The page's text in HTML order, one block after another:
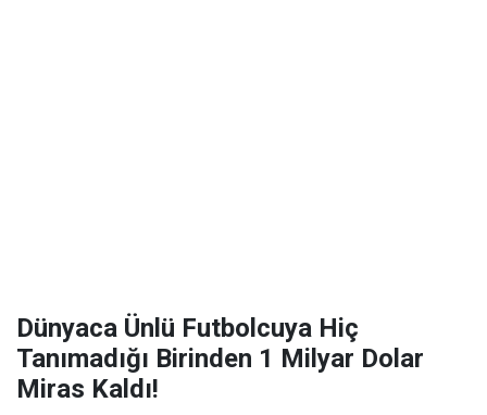
Dünyaca Ünlü Futbolcuya Hiç
Tanımadığı Birinden 1 Milyar Dolar
Miras Kaldı!